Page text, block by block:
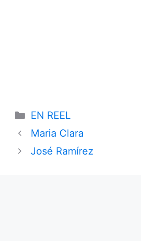
Categories
EN REEL
Maria Clara
José Ramírez